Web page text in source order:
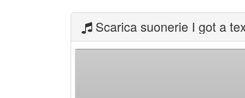
Scarica suonerie I got a